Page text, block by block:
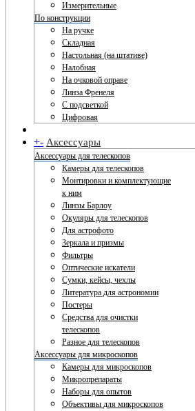
Измерительные
По конструкции
На ручке
Складная
Настольная (на штативе)
Налобная
На очковой оправе
Линза Френеля
С подсветкой
Цифровая
+- Аксессуары
Аксессуары для телескопов
Камеры для телескопов
Монтировки и комплектующие
к ним
Линзы Барлоу
Окуляры для телескопов
Для астрофото
Зеркала и призмы
Фильтры
Оптические искатели
Сумки, кейсы, чехлы
Литература для астрономии
Постеры
Средства для очистки
телескопов
Разное для телескопов
Аксессуары для микроскопов
Камеры для микроскопов
Микропрепараты
Наборы для опытов
Объективы для микроскопов